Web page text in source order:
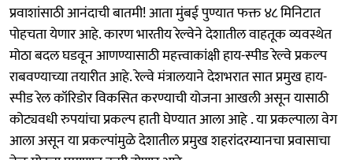
प्रवाशांसाठी आनंदाची बातमी! आता मुंबई पुण्यात फक्त ४८ मिनिटात
पोहचता येणार आहे. कारण भारतीय रेल्वेने देशातील वाहतूक व्यवस्थेत
मोठा बदल घडवून आणण्यासाठी महत्त्वाकांक्षी हाय-स्पीड रेल्वे प्रकल्प
राबवण्याच्या तयारीत आहे. रेल्वे मंत्रालयाने देशभरात सात प्रमुख हाय-
स्पीड रेल कॉरिडोर विकसित करण्याची योजना आखली असून यासाठी
कोट्यवधी रुपयांचा प्रकल्प हाती घेण्यात आला आहे . या प्रकल्पाला वेग
आला असून या प्रकल्पांमुळे देशातील प्रमुख शहरांदरम्यानचा प्रवासाचा